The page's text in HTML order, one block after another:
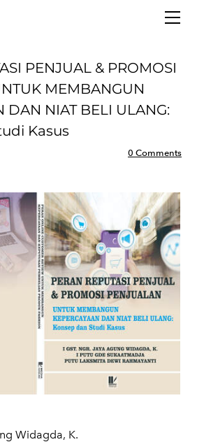
PENJUAL & PROMOSI
MEMBANGUN
DAN NIAT BELI ULANG:
Kasus
0 Comments
Widagda, K.